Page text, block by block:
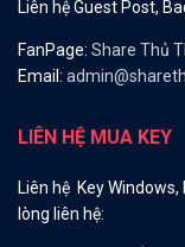
Liên hệ Guest Post,
FanPage: Share Thủ
Email:
LIÊN HỆ MUA KEY
Liên hệ Key Windows,
lòng liên hệ: